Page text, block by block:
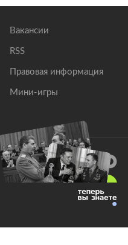
Вакансии
RSS
Правовая информация
Мини-игры
защищены.